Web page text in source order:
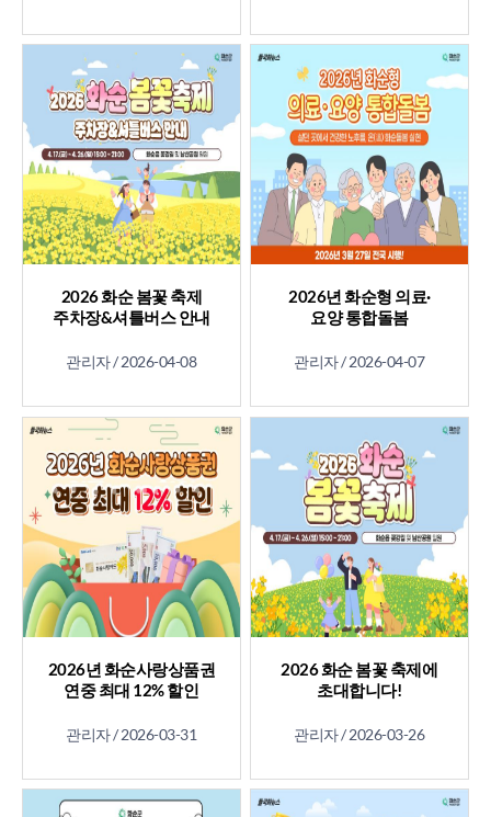
2026 화순 봄꽃 축제
주차장&셔틀버스 안내
관리자 /2026-04-08
2026년 화순형 의료·
요양 통합돌봄
관리자 /2026-04-07
2026년 화순사랑상품권
연중 최대 12% 할인
관리자 /2026-03-31
2026 화순 봄꽃 축제에
초대합니다!
관리자 /2026-03-26